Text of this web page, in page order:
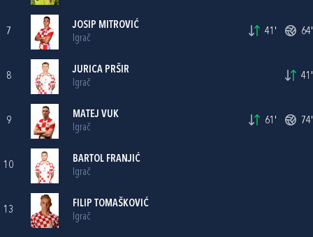
7
JOSIP MITROVIĆ
Igrač
41' 64'
8
JURICA PRŠIR
Igrač
41'
9
MATEJ VUK
Igrač
61' 74'
10
BARTOL FRANJIĆ
Igrač
13
FILIP TOMAŠKOVIĆ
Igrač